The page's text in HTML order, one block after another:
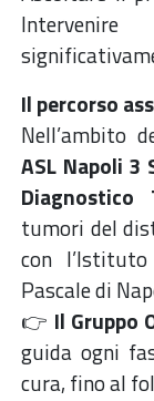
Il percorso
Nell’ambito
ASL Napoli 3
Diagnostico
tumori del
con
Pascale di
👉 Il Gruppo
guida ogni
cura, fino al